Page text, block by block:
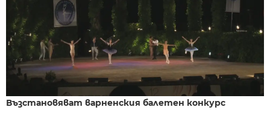
Възстановяват варненския балетен конкурс